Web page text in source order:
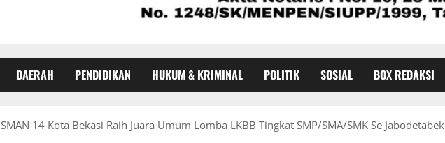
DAERAH PENDIDIKAN HUKUM & KRIMINAL POLITIK SOSIAL BOX REDAKSI
SMAN 14 Kota Bekasi Raih Juara Umum Lomba LKBB Tingkat SMP/SMA/SMK Se Jabodetabek